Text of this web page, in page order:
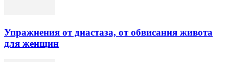
Упражнения от диастаза, от обвисания живота
для женщин